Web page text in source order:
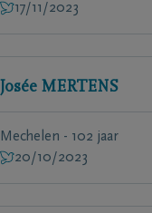
17/11/2023
Josée MERTENS
Mechelen - 102 jaar
20/10/2023